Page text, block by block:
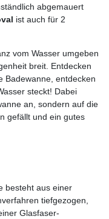
abgemauert
ist auch für 2
vom Wasser umgeben
breit. Entdecken
Badewanne, entdecken
steckt! Dabei
an, sondern auf die
gefällt und ein gutes
besteht aus einer
tiefgezogen,
Glasfaser-